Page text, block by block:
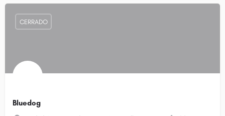
Bluedog
CERRADO